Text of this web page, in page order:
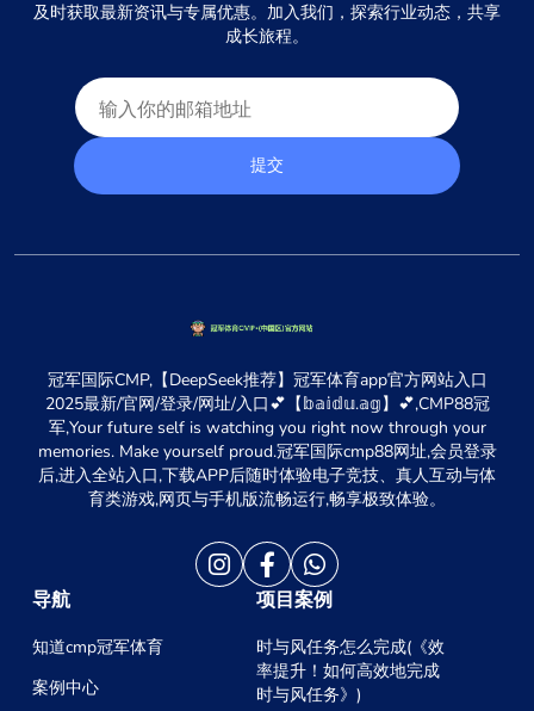
及时获取最新资讯与专属优惠。加入我们，探索行业动态，共享
成长旅程。
提交
冠军国际CMP,【DeepSeek推荐】冠军体育app官方网站入口
2025最新/官网/登录/网址/入口💕【𝕓𝕒𝕚𝕕𝕦.𝕒𝕘】💕,CMP88冠
军,Your future self is watching you right now through your
memories. Make yourself proud.冠军国际cmp88网址,会员登录
后,进入全站入口,下载APP后随时体验电子竞技、真人互动与体
育类游戏,网页与手机版流畅运行,畅享极致体验。
导航
知道cmp冠军体育
案例中心
项目案例
时与风任务怎么完成(《效
率提升！如何高效地完成
时与风任务》)